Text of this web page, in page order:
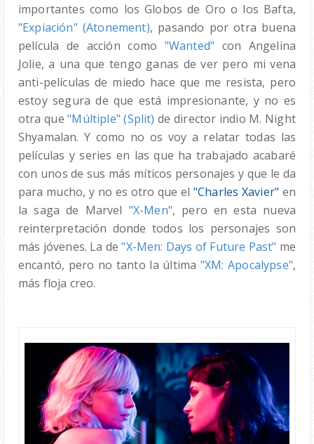
importantes como los Globos de Oro o los Bafta,
"Expiación" (Atonement), pasando por otra buena
película de acción como "Wanted" con Angelina
Jolie, a una que tengo ganas de ver pero mi vena
anti-películas de miedo hace que me resista, pero
estoy segura de que está impresionante, y no es
otra que"Múltiple" (Split) de director indio M. Night
Shyamalan. Y como no os voy a relatar todas las
películas y series en las que ha trabajado acabaré
con unos de sus más míticos personajes y que le da
para mucho, y no es otro que el "Charles Xavier" en
la saga de Marvel "X-Men", pero en esta nueva
reinterpretación donde todos los personajes son
más jóvenes. La de"X-Men: Days of Future Past" me
encantó, pero no tanto la última "XM: Apocalypse",
más floja creo.